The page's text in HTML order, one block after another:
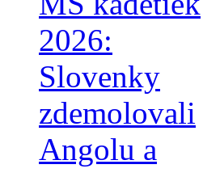
2026:
Slovenky
zdemolovali
Angolu a